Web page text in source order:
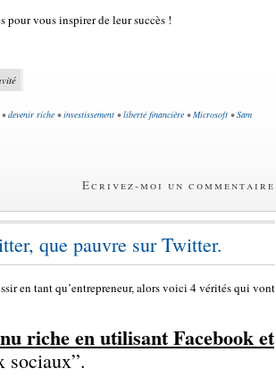
pour vous inspirer de leur succès !
•devenir riche •investissement •liberté financière •Microsoft •Sam
Ecrivez-moi un commentaire
que pauvre sur Twitter.
en tant qu’entrepreneur, alors voici 4 vérités qui vont
riche en utilisant Facebook et
sociaux”.